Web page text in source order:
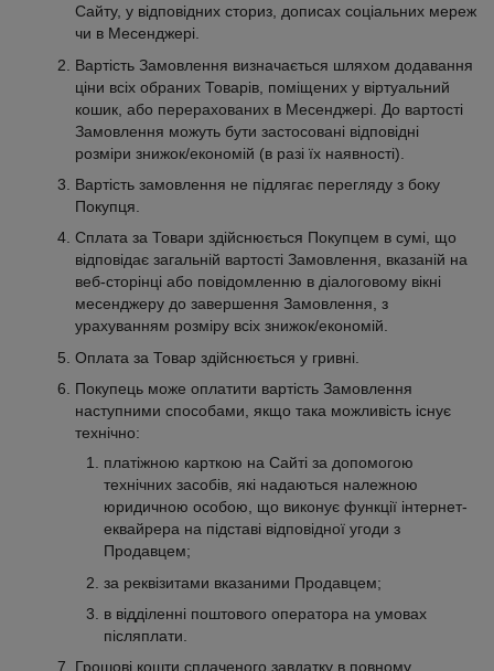
Сайту, у відповідних сториз, дописах соціальних мереж
чи в Месенджері.
Вартість Замовлення визначається шляхом додавання
ціни всіх обраних Товарів, поміщених у віртуальний
кошик, або перерахованих в Месенджері. До вартості
Замовлення можуть бути застосовані відповідні
розміри знижок/економій (в разі їх наявності).
Вартість замовлення не підлягає перегляду з боку
Покупця.
Сплата за Товари здійснюється Покупцем в сумі, що
відповідає загальній вартості Замовлення, вказаній на
веб-сторінці або повідомленню в діалоговому вікні
месенджеру до завершення Замовлення, з
урахуванням розміру всіх знижок/економій.
Оплата за Товар здійснюється у гривні.
Покупець може оплатити вартість Замовлення
наступними способами, якщо така можливість існує
технічно:
платіжною карткою на Сайті за допомогою
технічних засобів, які надаються належною
юридичною особою, що виконує функції інтернет-
еквайрера на підставі відповідної угоди з
Продавцем;
за реквізитами вказаними Продавцем;
в відділенні поштового оператора на умовах
післяплати.
Грошові кошти сплаченого завдатку в повному